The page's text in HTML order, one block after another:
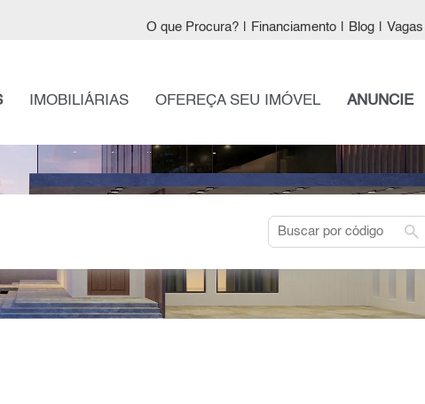
O que Procura? Financiamento Blog
IMOBILIÁRIAS OFEREÇA SEU IMÓVEL ANUNCIE
search